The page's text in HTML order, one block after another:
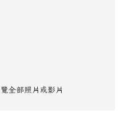
全部照片或影片